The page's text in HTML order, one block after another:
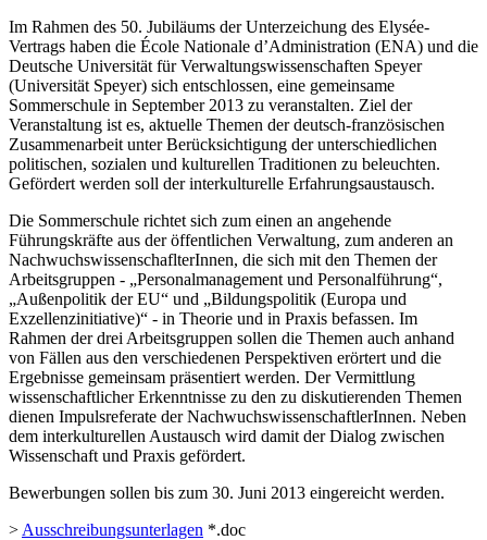
Im Rahmen des 50. Jubiläums der Unterzeichung des Elysée-
Vertrags haben die École Nationale d’Administration (ENA) und die
Deutsche Universität für Verwaltungswissenschaften Speyer
(Universität Speyer) sich entschlossen, eine gemeinsame
Sommerschule in September 2013 zu veranstalten. Ziel der
Veranstaltung ist es, aktuelle Themen der deutsch-französischen
Zusammenarbeit unter Berücksichtigung der unterschiedlichen
politischen, sozialen und kulturellen Traditionen zu beleuchten.
Gefördert werden soll der interkulturelle Erfahrungsaustausch.
Die Sommerschule richtet sich zum einen an angehende
Führungskräfte aus der öffentlichen Verwaltung, zum anderen an
NachwuchswissenschaflterInnen, die sich mit den Themen der
Arbeitsgruppen ‑ „Personalmanagement und Personalführung“,
„Außenpolitik der EU“ und „Bildungspolitik (Europa und
Exzellenzinitiative)“ ‑ in Theorie und in Praxis befassen. Im
Rahmen der drei Arbeitsgruppen sollen die Themen auch anhand
von Fällen aus den verschiedenen Perspektiven erörtert und die
Ergebnisse gemeinsam präsentiert werden. Der Vermittlung
wissenschaftlicher Erkenntnisse zu den zu diskutierenden Themen
dienen Impulsreferate der NachwuchswissenschaftlerInnen. Neben
dem interkulturellen Austausch wird damit der Dialog zwischen
Wissenschaft und Praxis gefördert.
Bewerbungen sollen bis zum 30. Juni 2013 eingereicht werden.
> Ausschreibungsunterlagen *.doc